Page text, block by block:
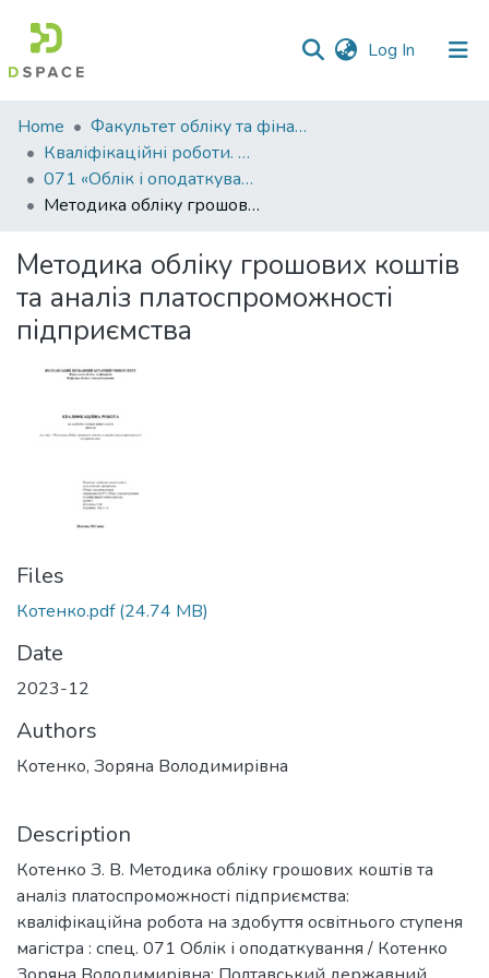
Log In (current)
Communities
&
Collections
All of DSpace
Statistics
Home
Факультет обліку та фінансів
Кваліфікаційні роботи. Факультет обліку та фінансів
071 «Облік і оподаткування» - Магістри 2023-2024
Методика обліку грошових коштів та аналіз платоспроможності підприємства
Методика обліку грошових коштів
та аналіз платоспроможності
підприємства
Files
Котенко.pdf(24.74 MB)
Date
2023-12
Authors
Котенко, Зоряна Володимирівна
Description
Котенко З. В. Методика обліку грошових коштів та
аналіз платоспроможності підприємства:
кваліфікаційна робота на здобуття освітнього ступеня
магістра : спец. 071 Облік і оподаткування / Котенко